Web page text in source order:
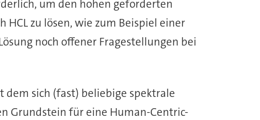
um den hohen geforderten
zu lösen, wie zum Beispiel einer
noch offener Fragestellungen bei
sich (fast) beliebige spektrale
Grundstein für eine Human-Centric-